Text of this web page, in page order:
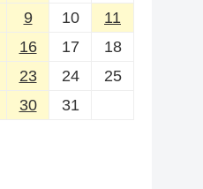
9 10
11
16 17
18
23 24
25
30 31